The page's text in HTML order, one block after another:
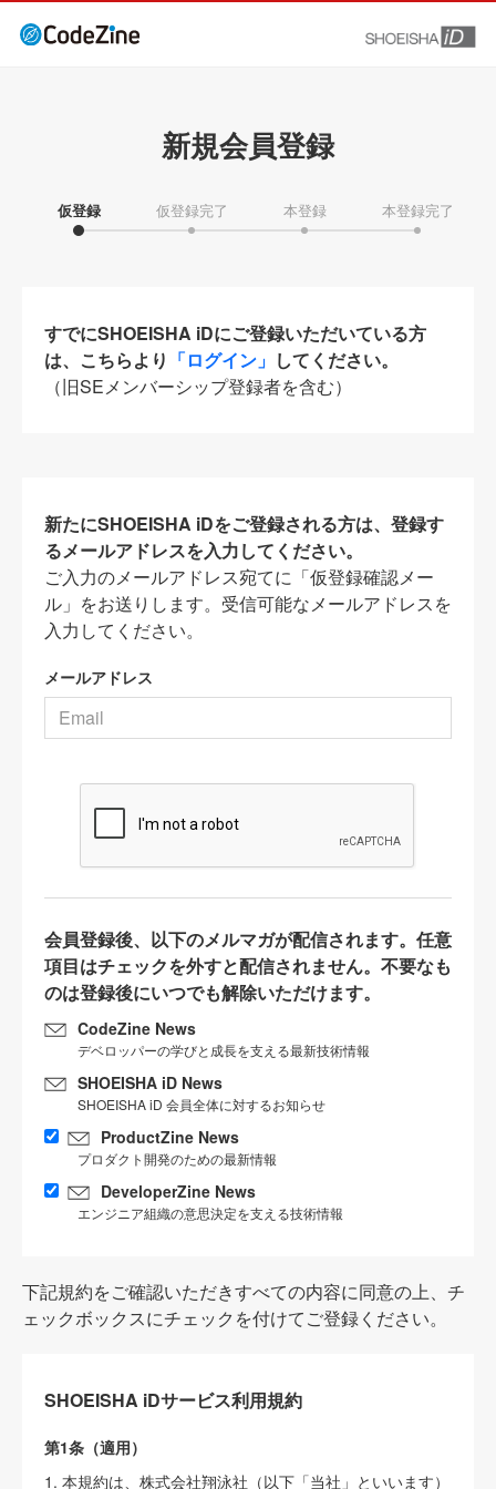
新規会員登録
仮登録 仮登録完了 本登録 本登録完了
すでにSHOEISHA iDにご登録いただいている方
は、こちらより 「ログイン」 してください。
（旧SEメンバーシップ登録者を含む）
新たにSHOEISHA iDをご登録される方は、登録す
るメールアドレスを入力してください。
ご入力のメールアドレス宛てに「仮登録確認メー
ル」をお送りします。受信可能なメールアドレスを
入力してください。
メールアドレス
会員登録後、以下のメルマガが配信されます。任意
項目はチェックを外すと配信されません。不要なも
のは登録後にいつでも解除いただけます。
CodeZine News
デベロッパーの学びと成長を支える最新技術情報
SHOEISHA iD News
SHOEISHA iD 会員全体に対するお知らせ
ProductZine News
プロダクト開発のための最新情報
DeveloperZine News
エンジニア組織の意思決定を支える技術情報
下記規約をご確認いただきすべての内容に同意の上、チ
ェックボックスにチェックを付けてご登録ください。
SHOEISHA iDサービス利用規約
第1条（適用）
1. 本規約は、株式会社翔泳社（以下「当社」といいます）